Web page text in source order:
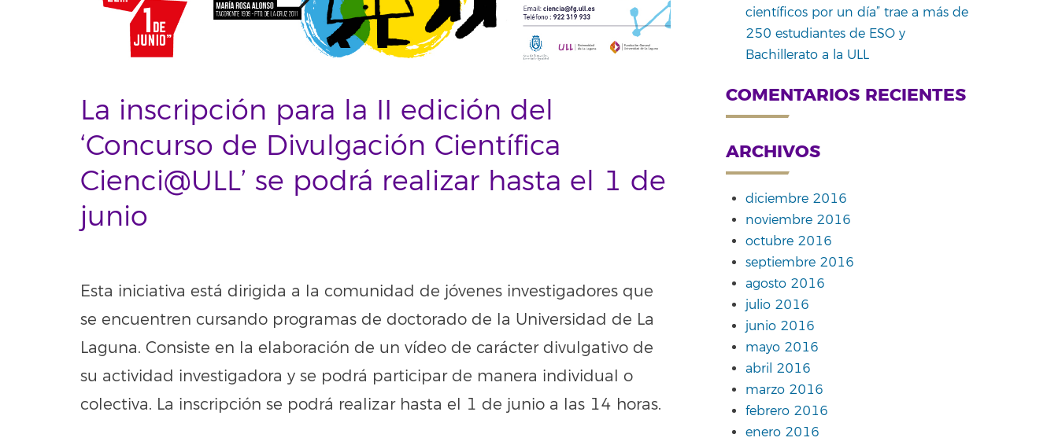
La inscripción para la II edición del
‘Concurso de Divulgación Científica
Cienci@ULL’ se podrá realizar hasta el 1 de
junio
Esta iniciativa está dirigida a la comunidad de jóvenes investigadores que
se encuentren cursando programas de doctorado de la Universidad de La
Laguna. Consiste en la elaboración de un vídeo de carácter divulgativo de
su actividad investigadora y se podrá participar de manera individual o
colectiva. La inscripción se podrá realizar hasta el 1 de junio a las 14 horas.
científicos por un día” trae a más de
250 estudiantes de ESO y
Bachillerato a la ULL
COMENTARIOS RECIENTES
ARCHIVOS
diciembre 2016
noviembre 2016
octubre 2016
septiembre 2016
agosto 2016
julio 2016
junio 2016
mayo 2016
abril 2016
marzo 2016
febrero 2016
enero 2016